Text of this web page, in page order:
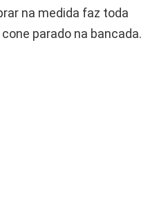
na medida faz toda
parado na bancada.